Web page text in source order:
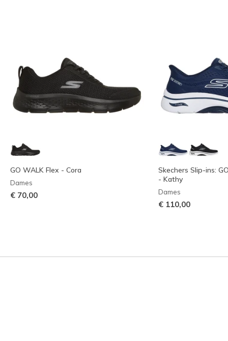
GO WALK Flex - Cora
Dames
€ 70,00
Skechers Slip-ins:
- Kathy
Dames
€ 110,00